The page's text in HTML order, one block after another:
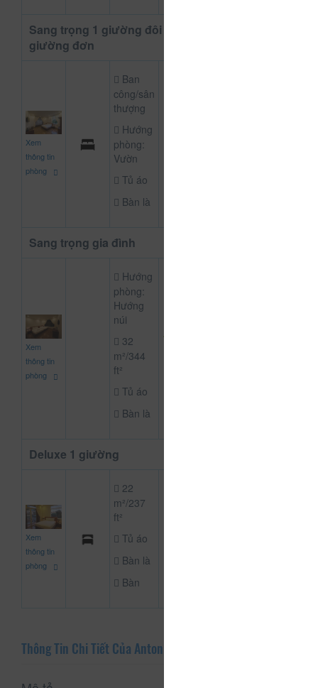
Sang trọng 1 giường đôi hoặc 2
giường đơn
Xem
thông tin
phòng
Ban
công/sân
thượng
Hướng
phòng:
Vườn
Tủ áo
Bàn là
Sang trọng gia đình
Xem
thông tin
phòng
Hướng
phòng:
Hướng
núi
32
m²/344
ft²
Tủ áo
Bàn là
1.500.000
Deluxe 1 giường
Xem
thông tin
phòng
22
m²/237
ft²
Tủ áo
Bàn là
Bàn
Thông Tin Chi Tiết Của Antonico Villa